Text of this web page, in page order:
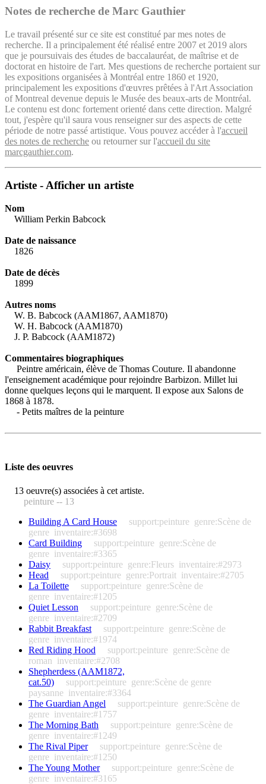
Notes de recherche de Marc Gauthier
Le travail présenté sur ce site est constitué par mes notes de
recherche. Il a principalement été réalisé entre 2007 et 2019 alors
que je poursuivais des études de baccalauréat, de maîtrise et de
doctorat en histoire de l'art. Mes questions de recherche portaient sur
les expositions organisées à Montréal entre 1860 et 1920,
principalement les expositions d'œuvres prêtées à l'Art Association
of Montreal devenue depuis le Musée des beaux-arts de Montréal.
Le contenu est donc fortement orienté dans cette direction. Malgré
tout, j'espère qu'il saura vous renseigner sur des aspects de cette
période de notre passé artistique. Vous pouvez accéder à l'accueil
des notes de recherche ou retourner sur l'accueil du site
marcgauthier.com.
Artiste - Afficher un artiste
Nom
William Perkin Babcock
Date de naissance
1826
Date de décès
1899
Autres noms
W. B. Babcock (AAM1867, AAM1870)
W. H. Babcock (AAM1870)
J. P. Babcock (AAM1872)
Commentaires biographiques
Peintre américain, élève de Thomas Couture. Il abandonne
l'enseignement académique pour rejoindre Barbizon. Millet lui
donne quelques leçons qui le marquent. Il expose aux Salons de
1868 à 1878.
- Petits maîtres de la peinture
Liste des oeuvres
13 oeuvre(s) associées à cet artiste.
peinture -- 13
Building A Card House
support:peinture genre:Scène de
genre inventaire:#3698
Card Building
support:peinture genre:Scène de
genre inventaire:#3365
Daisy
support:peinture genre:Fleurs inventaire:#2973
Head
support:peinture genre:Portrait inventaire:#2705
La Toilette
support:peinture genre:Scène de
genre inventaire:#1205
Quiet Lesson
support:peinture genre:Scène de
genre inventaire:#2709
Rabbit Breakfast
support:peinture genre:Scène de
genre inventaire:#1974
Red Riding Hood
support:peinture genre:Scène de
roman inventaire:#2708
Shepherdess (AAM1872,
cat.50)
support:peinture genre:Scène de genre
paysanne inventaire:#3364
The Guardian Angel
support:peinture genre:Scène de
genre inventaire:#1757
The Morning Bath
support:peinture genre:Scène de
genre inventaire:#1249
The Rival Piper
support:peinture genre:Scène de
genre inventaire:#1250
The Young Mother
support:peinture genre:Scène de
genre inventaire:#3165